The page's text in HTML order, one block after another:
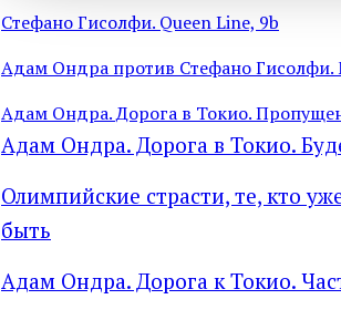
Стефано Гисолфи. Queen Line, 9b
Адам Ондра против Стефано Гисолфи.
Адам Ондра. Дорога в Токио.
Адам Ондра. Дорога в Токио.
Олимпийские страсти, те, кто
быть
Адам Ондра. Дорога к Токио.